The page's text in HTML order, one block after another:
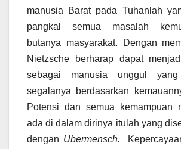
manusia Barat pada Tuhanlah
pangkal semua masalah
butanya masyarakat. Dengan
Nietzsche berharap dapat
sebagai manusia unggul yang
segalanya berdasarkan
Potensi dan semua kemampuan
ada di dalam dirinya itulah yang
dengan Ubermensch.